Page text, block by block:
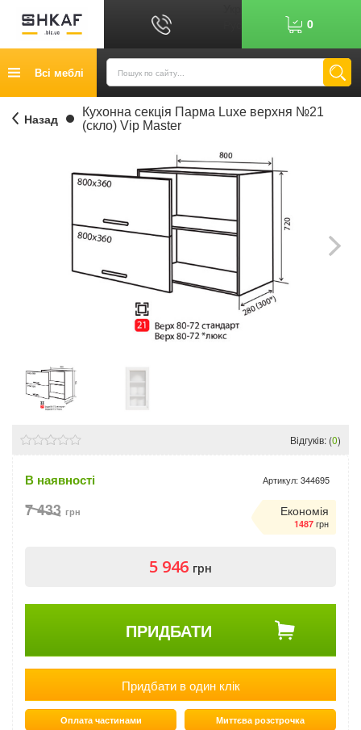
0 6 7 Показати номер
0
Всі меблі
Назад
Кухонна секція Парма Luxe верхня №21
(скло) Vip Master
Відгуків: (0)
В наявності Артикул: 344695
7 433 грн Економія
1487 грн
5 946 грн
ПРИДБАТИ
Придбати в один клік
Оплата частинами Миттєва розстрочка